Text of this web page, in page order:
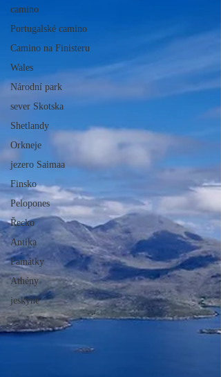
camino
Portugalské camino
Camino na Finisteru
Wales
Národní park
sever Skotska
Shetlandy
Orkneje
jezero Saimaa
Finsko
Pelopones
Řecko
Antika
Památky
Athény
jeskyně